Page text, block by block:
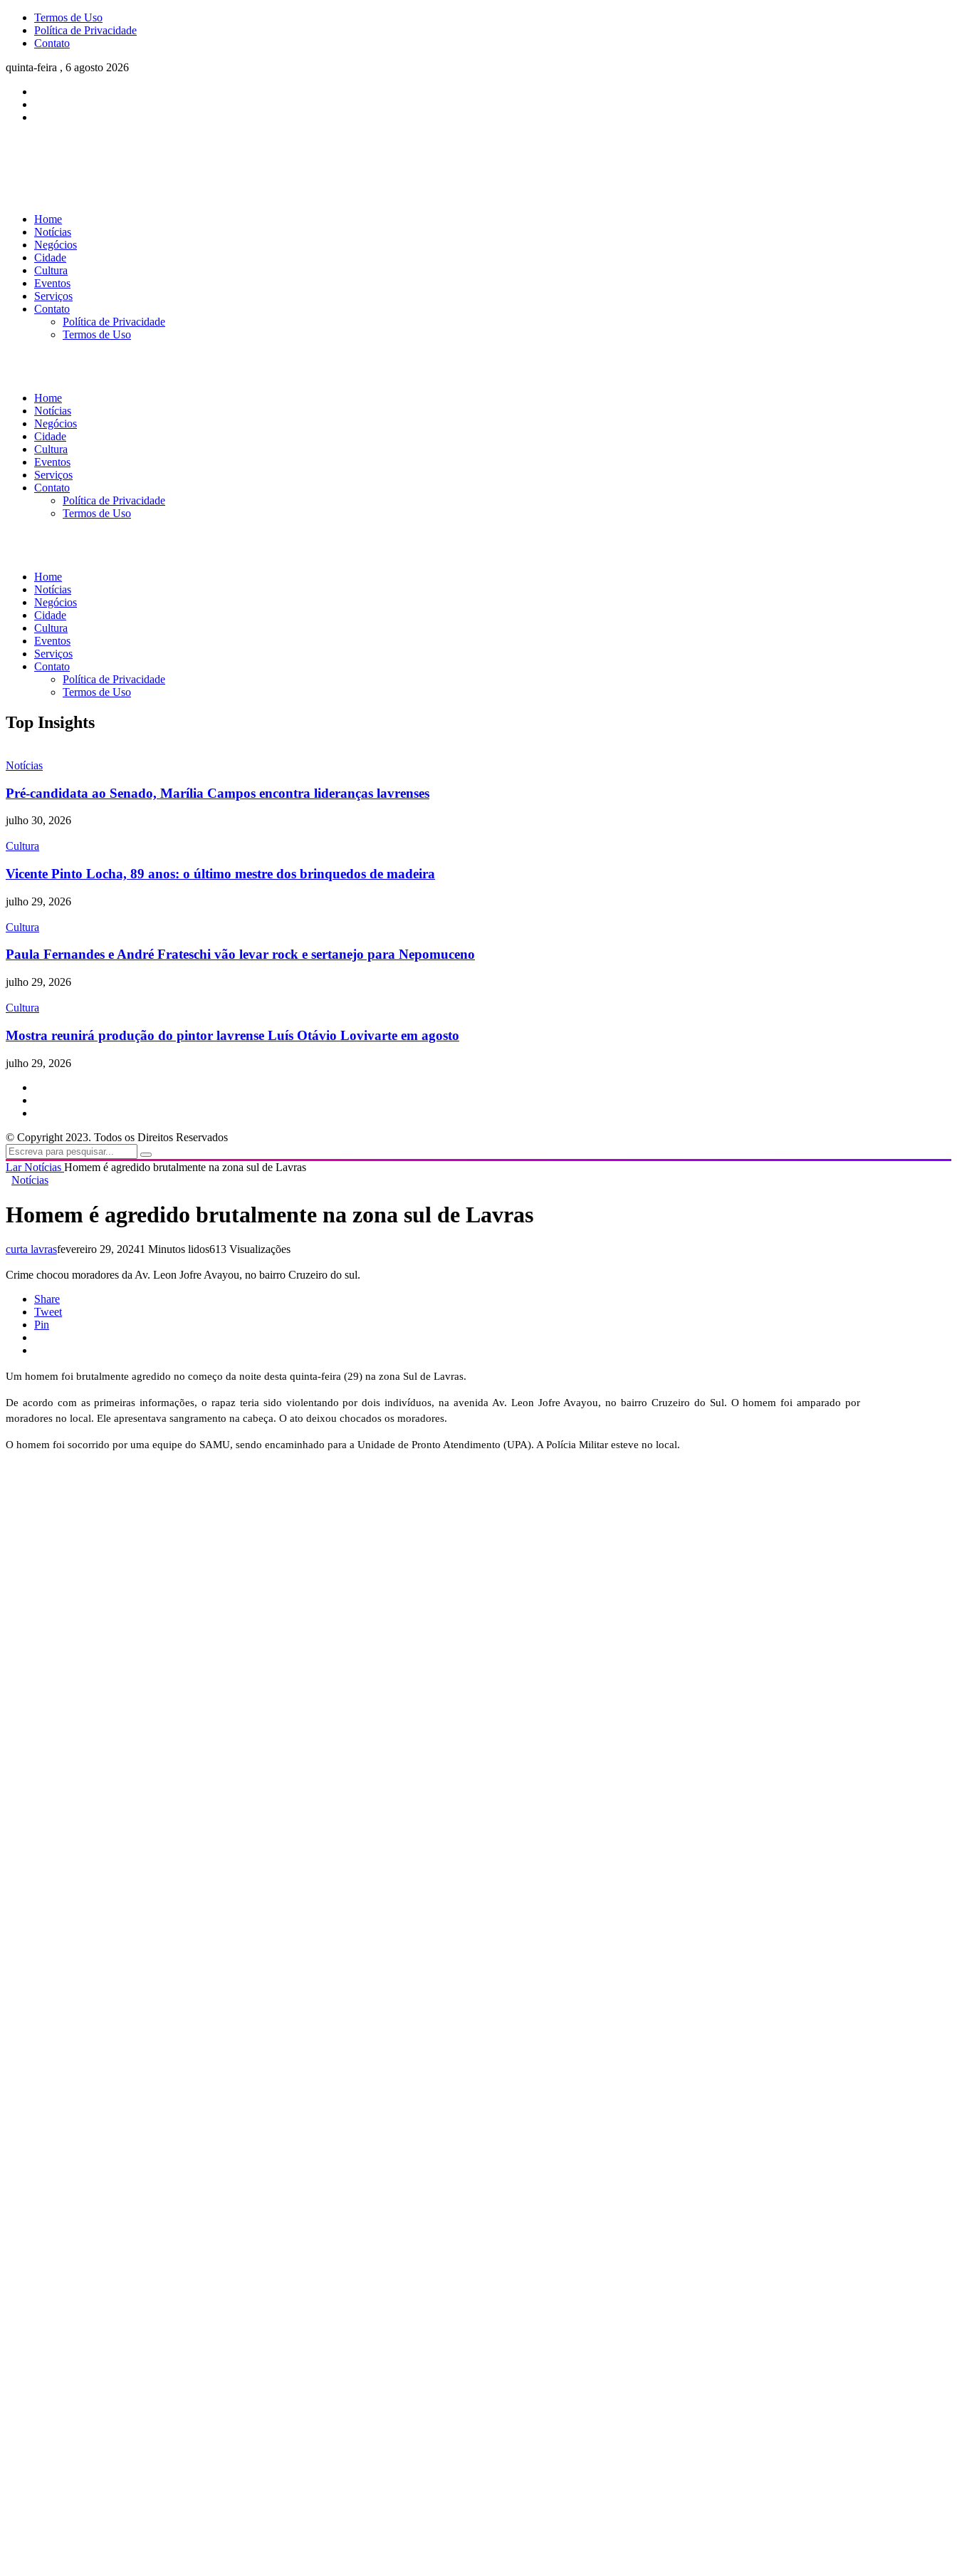
Termos de Uso
Política de Privacidade
Contato
quinta-feira , 6 agosto 2026
Home
Notícias
Negócios
Cidade
Cultura
Eventos
Serviços
Contato
Política de Privacidade
Termos de Uso
Home
Notícias
Negócios
Cidade
Cultura
Eventos
Serviços
Contato
Política de Privacidade
Termos de Uso
Home
Notícias
Negócios
Cidade
Cultura
Eventos
Serviços
Contato
Política de Privacidade
Termos de Uso
Top Insights
Notícias
Pré-candidata ao Senado, Marília Campos encontra lideranças lavrenses
julho 30, 2026
Cultura
Vicente Pinto Locha, 89 anos: o último mestre dos brinquedos de madeira
julho 29, 2026
Cultura
Paula Fernandes e André Frateschi vão levar rock e sertanejo para Nepomuceno
julho 29, 2026
Cultura
Mostra reunirá produção do pintor lavrense Luís Otávio Lovivarte em agosto
julho 29, 2026
© Copyright 2023. Todos os Direitos Reservados
LarNotícias Homem é agredido brutalmente na zona sul de Lavras
Notícias
Homem é agredido brutalmente na zona sul de Lavras
curta lavrasfevereiro 29, 20241 Minutos lidos613 Visualizações
Crime chocou moradores da Av. Leon Jofre Avayou, no bairro Cruzeiro do sul.
Share
Tweet
Pin
Um homem foi brutalmente agredido no começo da noite desta quinta-feira (29) na zona Sul de Lavras.
De acordo com as primeiras informações, o rapaz teria sido violentando por dois indivíduos, na avenida Av. Leon Jofre Avayou, no bairro Cruzeiro do Sul. O homem foi amparado por
moradores no local. Ele apresentava sangramento na cabeça. O ato deixou chocados os moradores.
O homem foi socorrido por uma equipe do SAMU, sendo encaminhado para a Unidade de Pronto Atendimento (UPA). A Polícia Militar esteve no local.